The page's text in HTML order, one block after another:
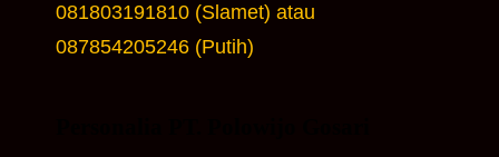
081803191810 (Slamet) atau
087854205246 (Putih)